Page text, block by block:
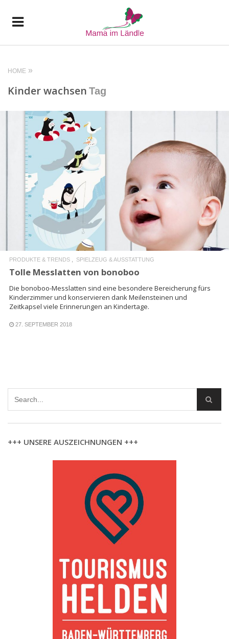
HOME
Kinder wachsen Tag
READ MORE
PRODUKTE & TRENDS SPIELZEUG & AUSSTATTUNG
Tolle Messlatten von bonoboo
Die bonoboo-Messlatten sind eine besondere Bereicherung fürs
Kinderzimmer und konservieren dank Meilensteinen und
Zeitkapsel viele Erinnerungen an Kindertage.
27. SEPTEMBER 2018
+++ UNSERE AUSZEICHNUNGEN +++